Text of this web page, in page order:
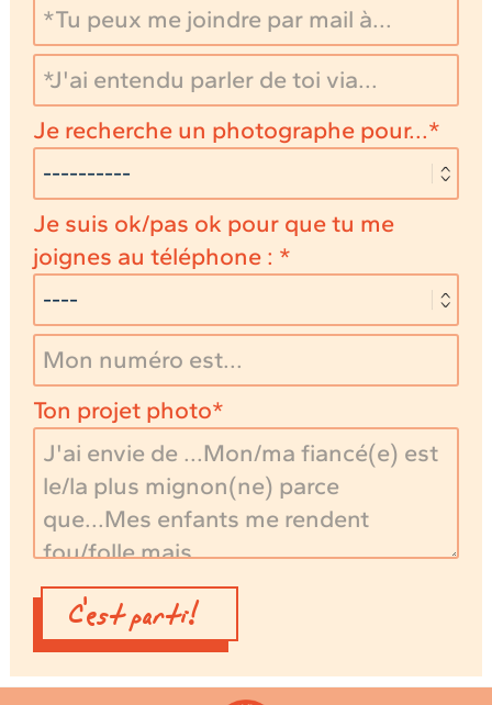
Je recherche un photographe pour...
Je suis ok/pas ok pour que tu me
joignes au téléphone :
Ton projet photo
C'est parti!